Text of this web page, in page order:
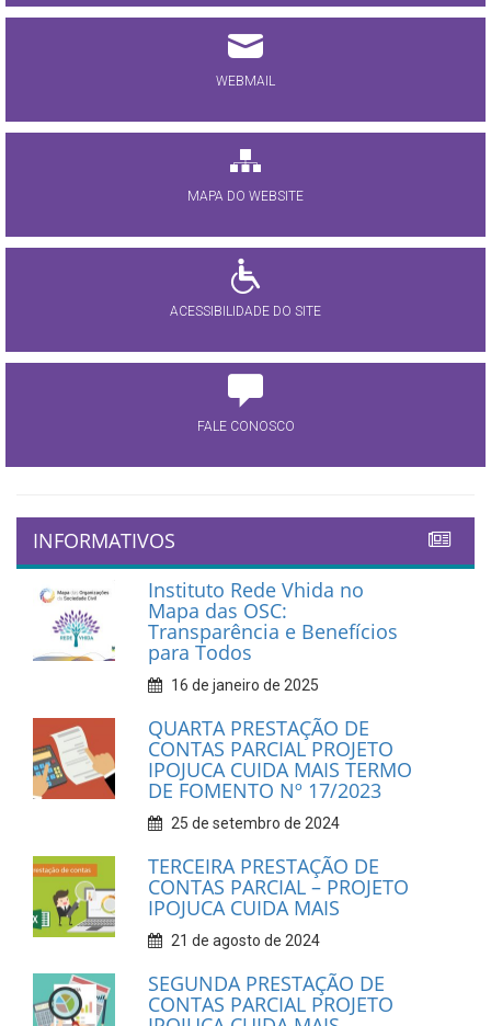
WEBMAIL
MAPA DO WEBSITE
ACESSIBILIDADE DO SITE
FALE CONOSCO
INFORMATIVOS
Instituto Rede Vhida no
Mapa das OSC:
Transparência e Benefícios
para Todos
16 de janeiro de 2025
QUARTA PRESTAÇÃO DE
CONTAS PARCIAL PROJETO
IPOJUCA CUIDA MAIS TERMO
DE FOMENTO Nº 17/2023
25 de setembro de 2024
TERCEIRA PRESTAÇÃO DE
CONTAS PARCIAL – PROJETO
IPOJUCA CUIDA MAIS
21 de agosto de 2024
SEGUNDA PRESTAÇÃO DE
CONTAS PARCIAL PROJETO